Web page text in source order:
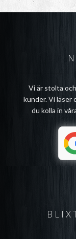
Vi är stolta
kunder. Vi läser
du kolla in